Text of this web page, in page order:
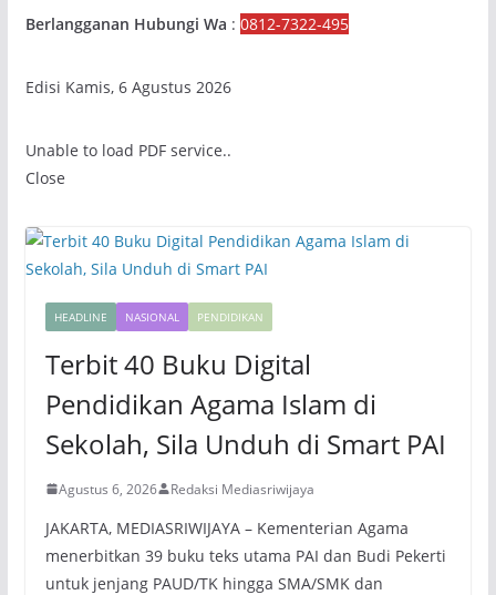
Berlangganan Hubungi Wa : 0812-7322-495
Edisi Kamis, 6 Agustus 2026
Unable to load PDF service..
Close
HEADLINE NASIONAL PENDIDIKAN
Terbit 40 Buku Digital
Pendidikan Agama Islam di
Sekolah, Sila Unduh di Smart PAI
Agustus 6, 2026 Redaksi Mediasriwijaya
JAKARTA, MEDIASRIWIJAYA – Kementerian Agama
menerbitkan 39 buku teks utama PAI dan Budi Pekerti
untuk jenjang PAUD/TK hingga SMA/SMK dan